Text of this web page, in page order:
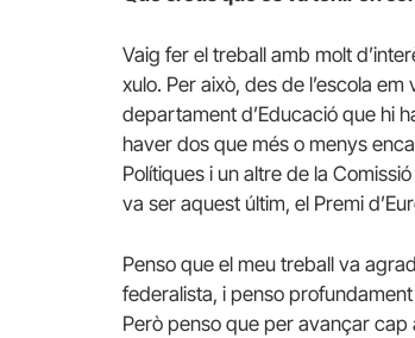
Vaig fer el treball amb molt
xulo. Per això, des de l’escola
departament d’Educació que hi
haver dos que més o menys
Polítiques i un altre de la
va ser aquest últim, el Premi
Penso que el meu treball va
federalista, i penso
Però penso que per avançar